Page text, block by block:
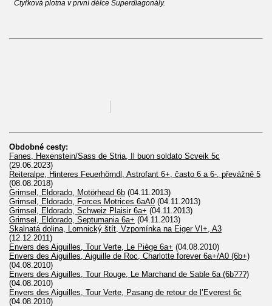
Čtyřková plotna v první délce Superdiagonály.
Obdobné cesty:
Fanes, Hexenstein/Sass de Stria, Il buon soldato Scveik 5c
(29.06.2023)
Reiteralpe, Hinteres Feuerhörndl, Astrofant 6+, často 6 a 6-, převážně 5
(08.08.2018)
Grimsel, Eldorado, Motörhead 6b (04.11.2013)
Grimsel, Eldorado, Forces Motrices 6aA0 (04.11.2013)
Grimsel, Eldorado, Schweiz Plaisir 6a+ (04.11.2013)
Grimsel, Eldorado, Septumania 6a+ (04.11.2013)
Skalnatá dolina, Lomnický štít, Vzpomínka na Eiger VI+, A3
(12.12.2011)
Envers des Aiguilles, Tour Verte, Le Piège 6a+ (04.08.2010)
Envers des Aiguilles, Aiguille de Roc, Charlotte forever 6a+/A0 (6b+)
(04.08.2010)
Envers des Aiguilles, Tour Rouge, Le Marchand de Sable 6a (6b???)
(04.08.2010)
Envers des Aiguilles, Tour Verte, Pasang de retour de l’Everest 6c
(04.08.2010)